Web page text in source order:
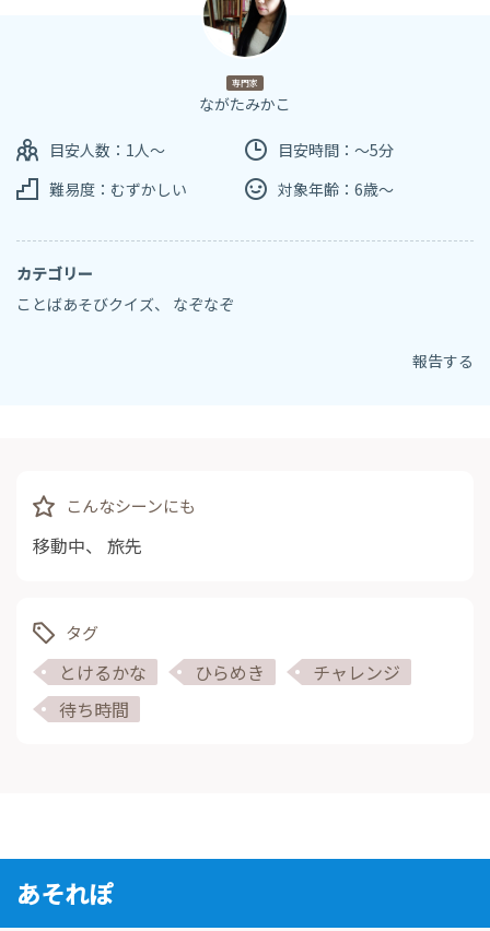
専門家
ながたみかこ
目安人数：1人～
目安時間：～5分
難易度：むずかしい
対象年齢：6歳～
カテゴリー
ことばあそびクイズ、 なぞなぞ
報告する
こんなシーンにも
移動中、 旅先
タグ
とけるかな ひらめき
チャレンジ
待ち時間
あそれぽ